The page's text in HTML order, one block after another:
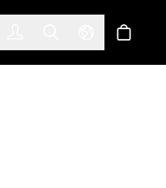
Select